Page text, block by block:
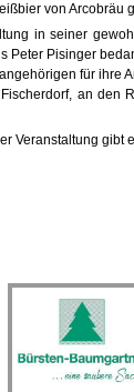
von Arcobräu
in seiner
Peter Pisinger
für ihre
an den
Veranstaltung gibt